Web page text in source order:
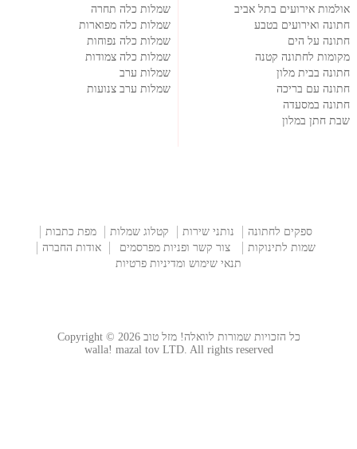
אולמות אירועים בתל אביב
חתונה ואירועים בטבע
חתונה על הים
מקומות לחתונה קטנה
חתונה בבית מלון
חתונה עם בריכה
חתונה במסעדה
שבת חתן במלון
שמלות כלה תחרה
שמלות כלה מפוארות
שמלות כלה נפוחות
שמלות כלה צמודות
שמלות ערב
שמלות ערב צנועות
ספקים לחתונה נותני שירות קטלוג שמלות
מפת כתבות
שמות לתינוקות
צור קשר ופניות מפרסמים
אודות החברה
תנאי שימוש ומדיניות פרטיות
כל הזכויות שמורות לוואלה! מזל טוב Copyright © 2026
walla! mazal tov LTD. All rights reserved